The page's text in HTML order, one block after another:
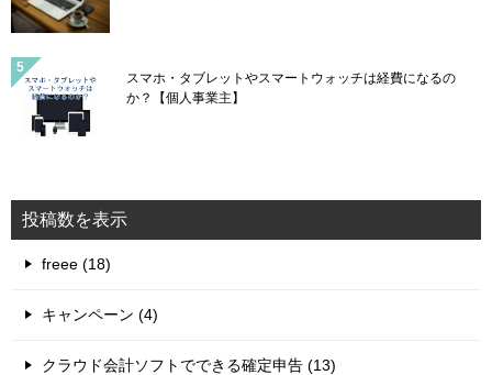
スマホ・タブレットやスマートウォッチは経費になるの
か？【個人事業主】
投稿数を表示
freee (18)
キャンペーン (4)
クラウド会計ソフトでできる確定申告 (13)